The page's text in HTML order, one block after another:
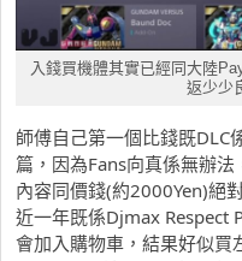
入錢買機體其實已經同大陸
返少少
師傅自己第一個比錢既DLC
篇，因為Fans向真係無辦
內容同價錢(約2000Yen)絕
近一年既係Djmax Respect
會加入購物車，結果好似買